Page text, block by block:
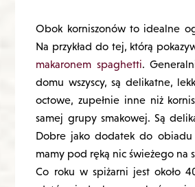
Obok korniszonów to idealne
Na przykład do tej, którą
makaronem spaghetti.
domu wszyscy, są delikatne,
octowe, zupełnie inne niż
samej grupy smakowej. Są
Dobre jako dodatek do
mamy pod ręką nic świeżego na
Co roku w spiżarni jest około